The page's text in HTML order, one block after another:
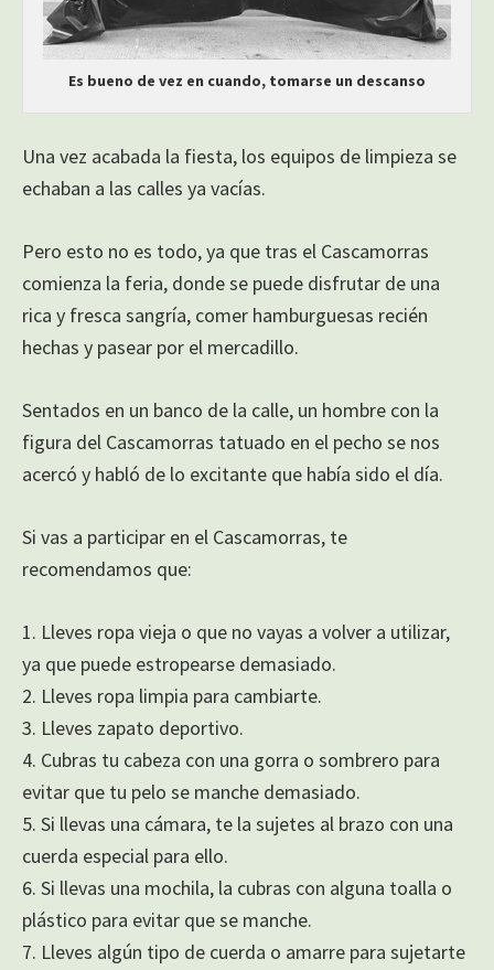
Es bueno de vez en cuando, tomarse un descanso
Una vez acabada la fiesta, los equipos de limpieza se
echaban a las calles ya vacías.
Pero esto no es todo, ya que tras el Cascamorras
comienza la feria, donde se puede disfrutar de una
rica y fresca sangría, comer hamburguesas recién
hechas y pasear por el mercadillo.
Sentados en un banco de la calle, un hombre con la
figura del Cascamorras tatuado en el pecho se nos
acercó y habló de lo excitante que había sido el día.
Si vas a participar en el Cascamorras, te
recomendamos que:
1. Lleves ropa vieja o que no vayas a volver a utilizar,
ya que puede estropearse demasiado.
2. Lleves ropa limpia para cambiarte.
3. Lleves zapato deportivo.
4. Cubras tu cabeza con una gorra o sombrero para
evitar que tu pelo se manche demasiado.
5. Si llevas una cámara, te la sujetes al brazo con una
cuerda especial para ello.
6. Si llevas una mochila, la cubras con alguna toalla o
plástico para evitar que se manche.
7. Lleves algún tipo de cuerda o amarre para sujetarte